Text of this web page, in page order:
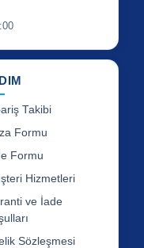
Takibi
Formu
Formu
Hizmetleri
ve İade
Sözleşmesi